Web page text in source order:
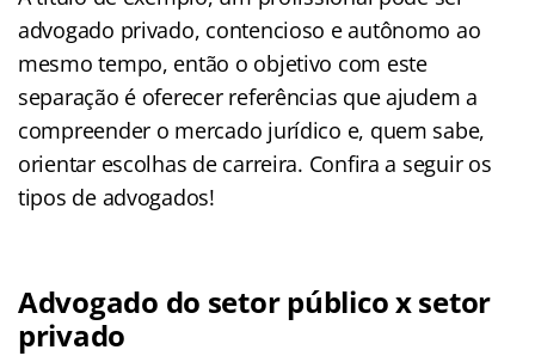
advogado privado, contencioso e autônomo ao
mesmo tempo, então o objetivo com este
separação é oferecer referências que ajudem a
compreender o mercado jurídico e, quem sabe,
orientar escolhas de carreira. Confira a seguir os
tipos de advogados!
Advogado do setor público x setor
privado